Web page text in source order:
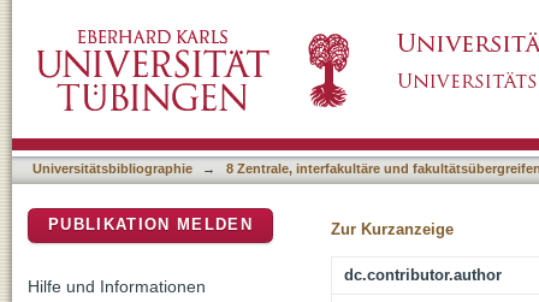
Universitätsbibliographie → 8 Zentrale, interfakultäre und
Zur Kurzanzeige
dc.contributor.author
PUBLIKATION MELDEN
Hilfe und Informationen